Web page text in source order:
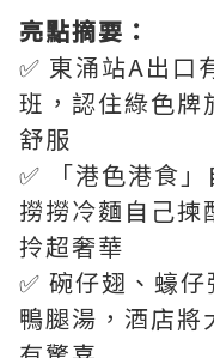
亮點摘要：
✅ 東涌站A出口
班，認住綠色牌
舒服
✅ 「港色港食
撈撈冷麵自己揀
拎超奢華
✅ 碗仔翅、蠔
鴨腿湯，酒店將